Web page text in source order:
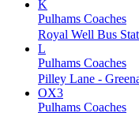
K
Pulhams Coaches
Royal Well Bus
L
Pulhams Coaches
Pilley Lane -
OX3
Pulhams Coaches